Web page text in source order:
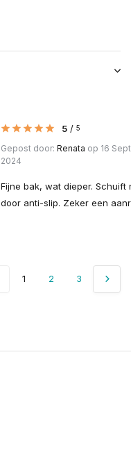
5 / 5
Gepost door: Renata op 16
2024
Fijne bak, wat dieper. Schuift
door anti-slip. Zeker een
1 2 3